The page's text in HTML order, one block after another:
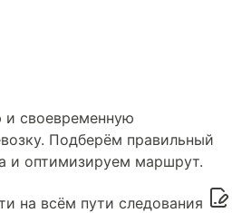
и своевременную
Подберём правильный
и оптимизируем маршрут.
на всём пути следования